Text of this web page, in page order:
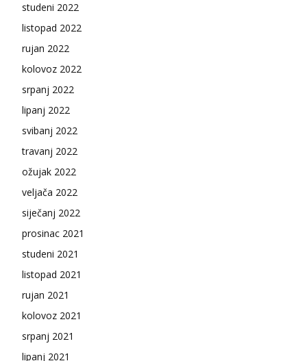
studeni 2022
listopad 2022
rujan 2022
kolovoz 2022
srpanj 2022
lipanj 2022
svibanj 2022
travanj 2022
ožujak 2022
veljača 2022
siječanj 2022
prosinac 2021
studeni 2021
listopad 2021
rujan 2021
kolovoz 2021
srpanj 2021
lipanj 2021